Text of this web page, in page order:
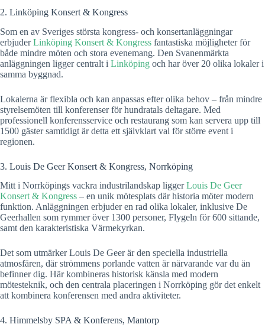
2. Linköping Konsert & Kongress
Som en av Sveriges största kongress- och konsertanläggningar
erbjuderLinköping Konsert & Kongress fantastiska möjligheter för
både mindre möten och stora evenemang. Den Svanenmärkta
anläggningen ligger centralt i Linköping och har över 20 olika lokaler i
samma byggnad.
Lokalerna är flexibla och kan anpassas efter olika behov – från mindre
styrelsemöten till konferenser för hundratals deltagare. Med
professionell konferensservice och restaurang som kan servera upp till
1500 gäster samtidigt är detta ett självklart val för större event i
regionen.
3. Louis De Geer Konsert & Kongress, Norrköping
Mitt i Norrköpings vackra industrilandskap liggerLouis De Geer
Konsert & Kongress – en unik mötesplats där historia möter modern
funktion. Anläggningen erbjuder en rad olika lokaler, inklusive De
Geerhallen som rymmer över 1300 personer, Flygeln för 600 sittande,
samt den karakteristiska Värmekyrkan.
Det som utmärker Louis De Geer är den speciella industriella
atmosfären, där strömmens porlande vatten är närvarande var du än
befinner dig. Här kombineras historisk känsla med modern
mötesteknik, och den centrala placeringen i Norrköping gör det enkelt
att kombinera konferensen med andra aktiviteter.
4. Himmelsby SPA & Konferens, Mantorp